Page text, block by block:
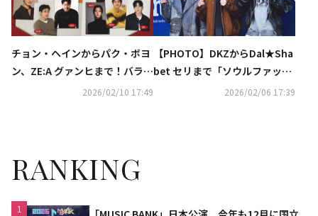
チョン・ヘインからパク・ボヨ
ン、ZE:A グァンヒまで！バラエ
ティ番組「マニト・クラブ」豪
2026/02/10 17:49
【PHOTO】DKZからDal★Sha
bet セリまで「ソウルファッシ
ョンウィーク」に出席2026/02/06 17:39
RANKING
1